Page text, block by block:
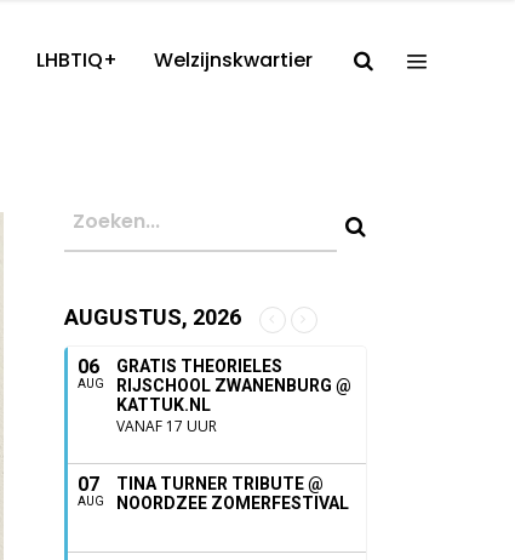
LHBTIQ+ Welzijnskwartier
AUGUSTUS, 2026
06
AUG
GRATIS THEORIELES
RIJSCHOOL ZWANENBURG @
KATTUK.NL
VANAF 17 UUR
07
AUG
TINA TURNER TRIBUTE @
NOORDZEE ZOMERFESTIVAL